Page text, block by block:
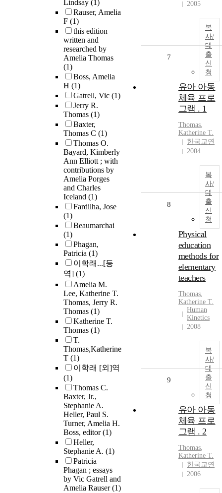
Lindsay (1)
Rauser, Amelia
F (1)
this edition
written and
researched by
Amelia Thomas
(1)
Boss, Amelia
H (1)
Gatrell, Vic (1)
Jerry R.
Thomas (1)
Baxter,
Thomas C (1)
Thomas O.
Bayard, Kimberly
Ann Elliott ; with
contributions by
Amelia Porges
and Charles
Iceland (1)
Fardilha, Jose
(1)
Beaumarchai
(1)
Phagan,
Patricia (1)
이학래...[등
역] (1)
Amelia M.
Lee, Katherine T.
Thomas, Jerry R.
Thomas (1)
Katherine T.
Thomas (1)
T.
Thomas,Katherine
T (1)
이학래 [외]역
(1)
Thomas C.
Baxter, Jr.,
Stephanie A.
Heller, Paul S.
Turner, Amelia H.
Boss, editor(1)
Heller,
Stephanie A. (1)
Patricia
Phagan ; essays
by Vic Gatrell and
Amelia Rauser(1)
2005
복
사/
대
출
신
청
7
유아 아동
체육 프로
그램 . 1
Thomas,
Katherine T.
한국교연
2004
복
사/
대
출
신
청
8
Physical
education
methods for
elementary
teachers
Thomas,
Katherine T.
Human
Kinetics
2008
복
사/
대
출
신
청
9
유아 아동
체육 프로
그램 . 2
Thomas,
Katherine T.
한국교연
2006